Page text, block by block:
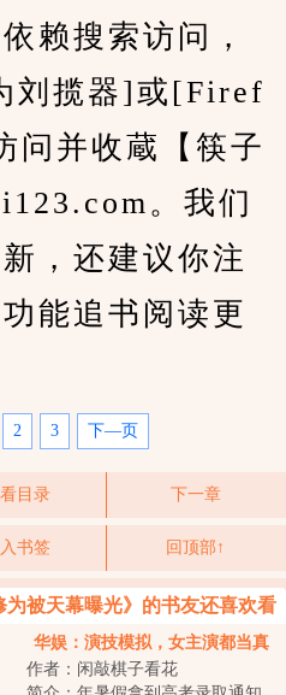
赖搜索访问，
刘揽器]或[Firef
问并收蔵【筷子
。我们
，还建议你注
能追书阅读更
2 3 下—页
目录 下一章
书签 回顶部↑
被天幕曝光》的书友还喜欢看
华娱：演技模拟，女主演都当真
了
作者：闲敲棋子看花